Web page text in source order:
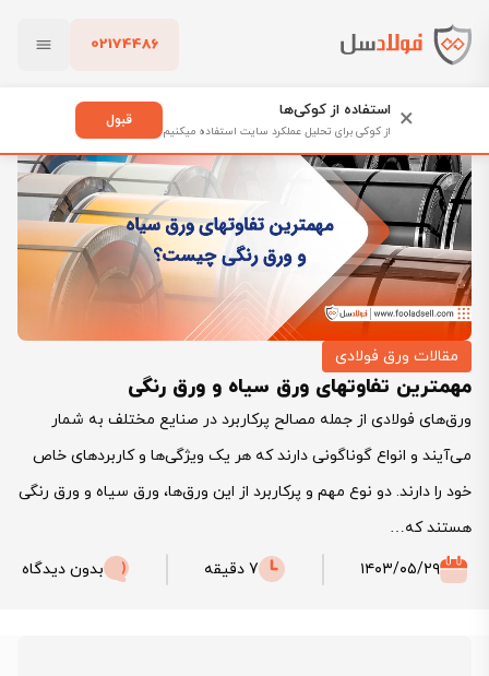
02174486
پاک کردن
فولادسل
مهمترین تفاوتهای ورق سیاه و ورق رنگی
مقالات ورق فولادی
مهمترین تفاوتهای ورق سیاه و ورق رنگی
ورق‌های فولادی از جمله مصالح پرکاربرد در صنایع مختلف به شمار
می‌آیند و انواع گوناگونی دارند که هر یک ویژگی‌ها و کاربردهای خاص
خود را دارند. دو نوع مهم و پرکاربرد از این ورق‌ها، ورق سیاه و ورق رنگی
هستند که…
۱۴۰۳/۰۵/۲۹
7 دقیقه بدون دیدگاه
× استفاده از کوکی‌ها
از کوکی برای تحلیل عملکرد سایت استفاده میکنیم
قبول